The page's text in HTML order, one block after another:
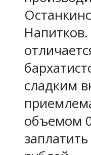
сладким
объемом